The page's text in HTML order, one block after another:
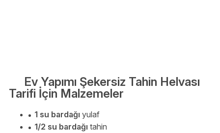
Ev Yapımı Şekersiz Tahin Helvası
Tarifi İçin Malzemeler
1 su bardağı yulaf
1/2 su bardağı tahin